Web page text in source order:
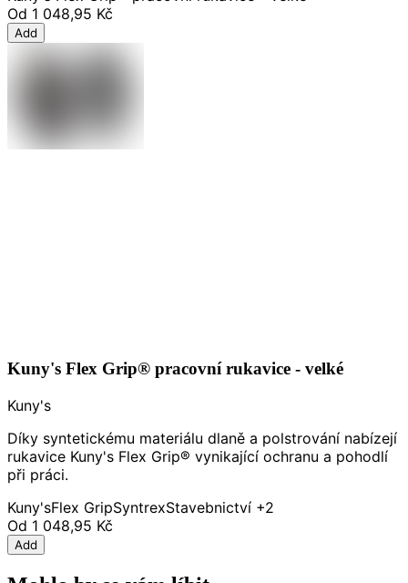
Od 1 048,95 Kč
Add
Kuny's Flex Grip® pracovní rukavice - velké
Kuny's
Díky syntetickému materiálu dlaně a polstrování nabízejí
rukavice Kuny's Flex Grip® vynikající ochranu a pohodlí
při práci.
Kuny'sFlex GripSyntrexStavebnictví +2
Od 1 048,95 Kč
Add